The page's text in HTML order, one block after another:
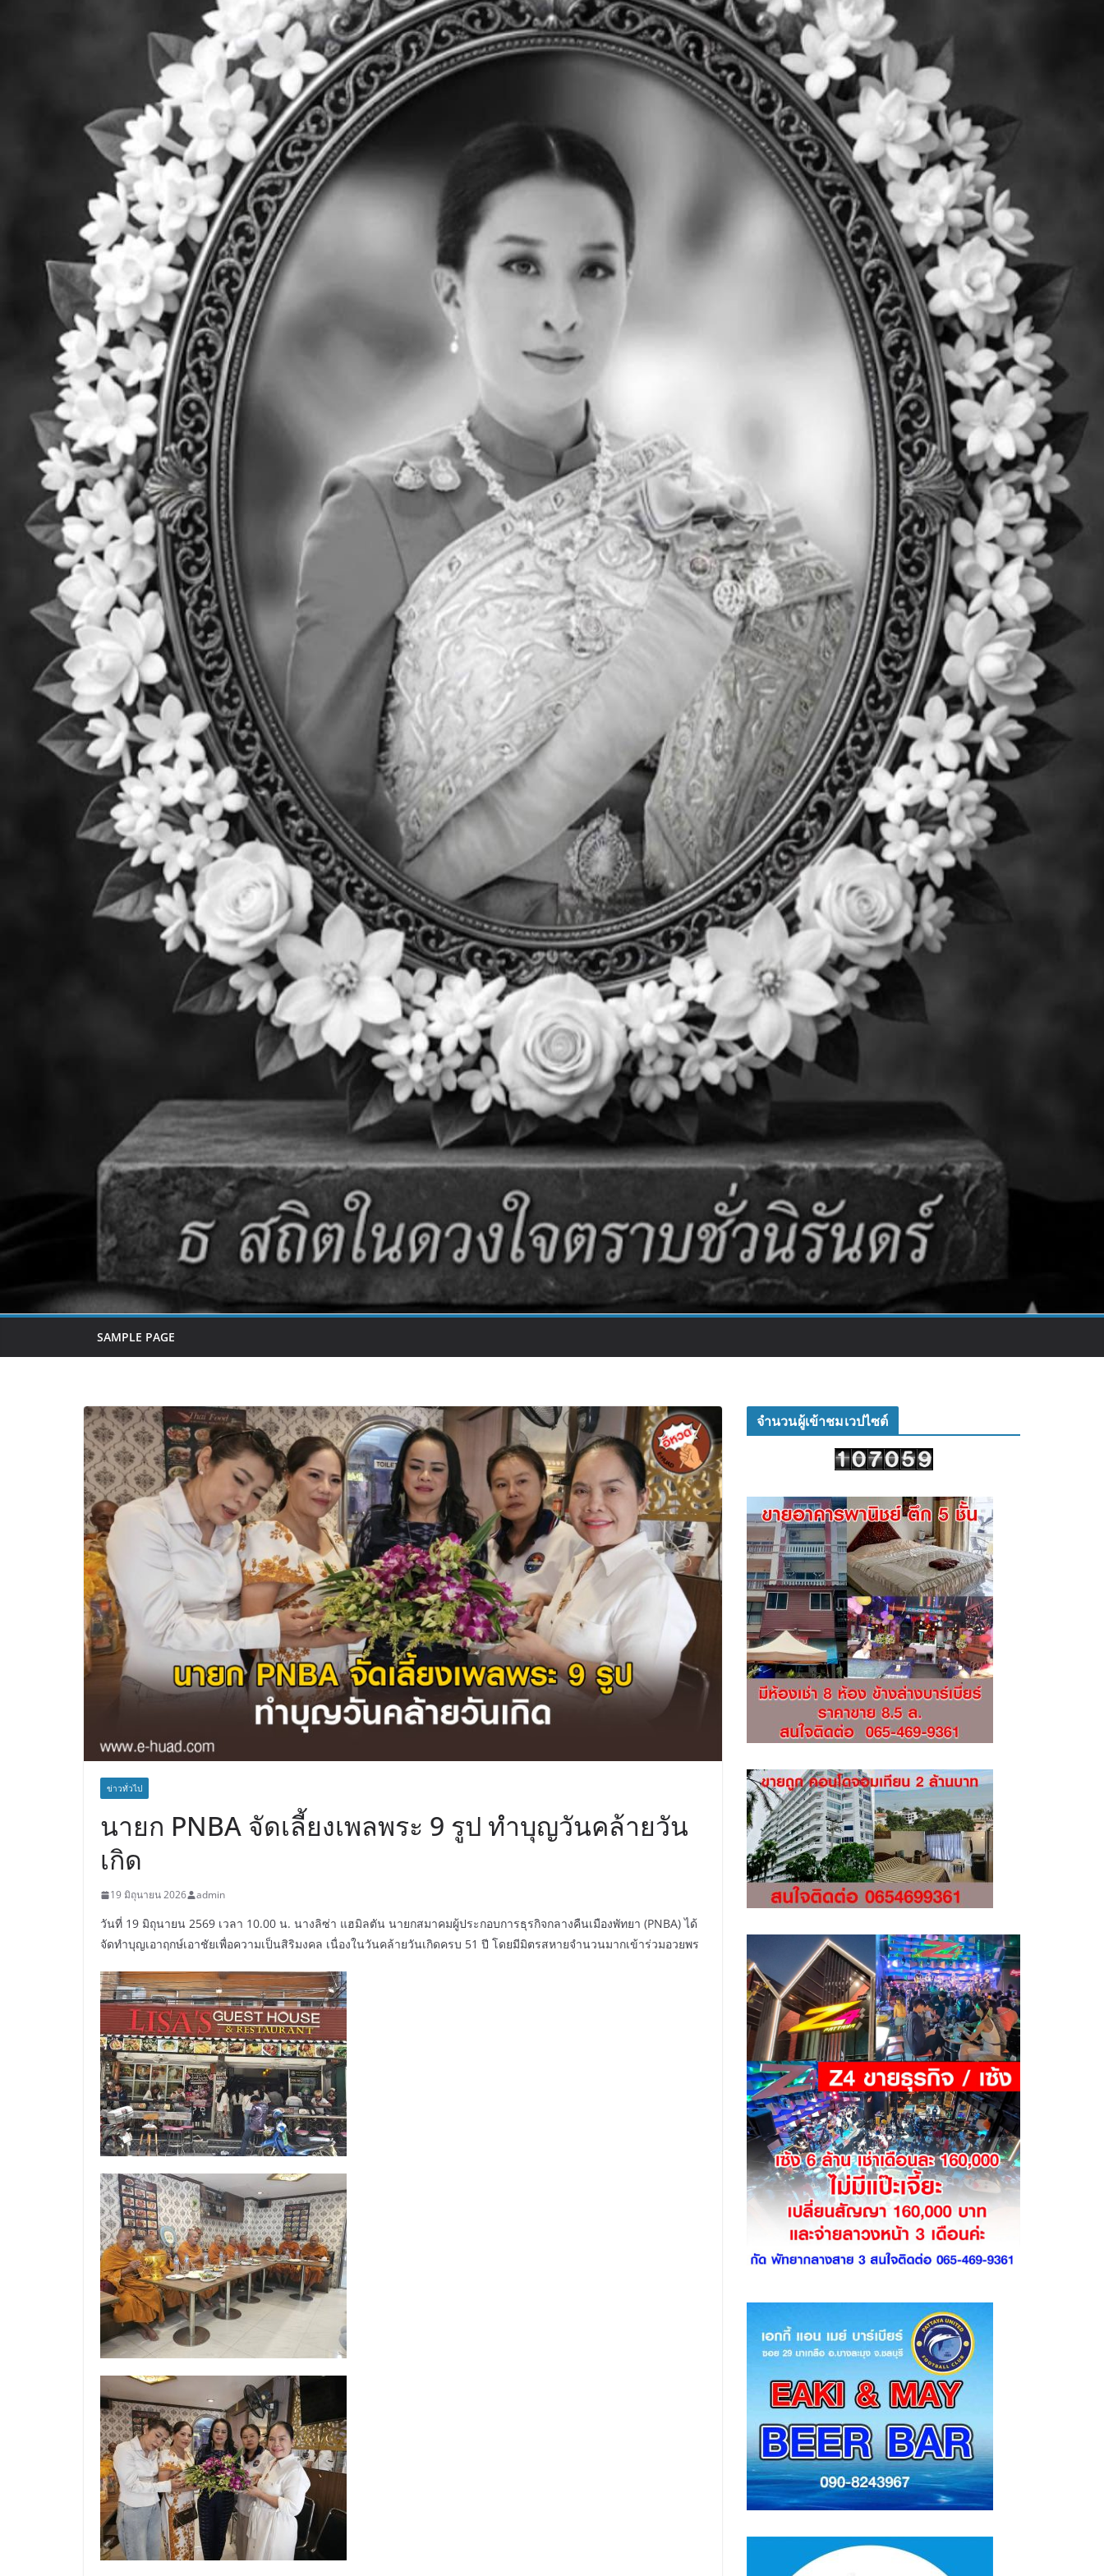
SAMPLE PAGE
ข่าวทั่วไป
นายก PNBA จัดเลี้ยงเพลพระ 9 รูป ทำบุญวันคล้ายวัน
เกิด
19 มิถุนายน 2026 admin
วันที่ 19 มิถุนายน 2569 เวลา 10.00 น. นางลิซ่า แฮมิลตัน นายกสมาคมผู้ประกอบการธุรกิจกลางคืนเมืองพัทยา (PNBA) ได้
จัดทำบุญเอาฤกษ์เอาชัยเพื่อความเป็นสิริมงคล เนื่องในวันคล้ายวันเกิดครบ 51 ปี โดยมีมิตรสหายจำนวนมากเข้าร่วมอวยพร
จำนวนผู้เข้าชมเวปไซต์